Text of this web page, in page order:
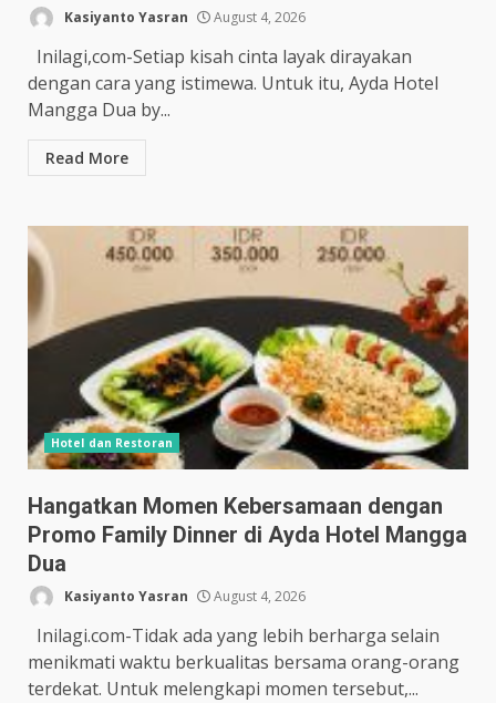
Kasiyanto Yasran August 4, 2026
Inilagi,com-Setiap kisah cinta layak dirayakan
dengan cara yang istimewa. Untuk itu, Ayda Hotel
Mangga Dua by...
Read More
Hotel dan Restoran
Hangatkan Momen Kebersamaan dengan
Promo Family Dinner di Ayda Hotel Mangga
Dua
Kasiyanto Yasran August 4, 2026
Inilagi.com-Tidak ada yang lebih berharga selain
menikmati waktu berkualitas bersama orang-orang
terdekat. Untuk melengkapi momen tersebut,...